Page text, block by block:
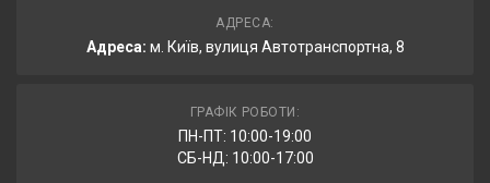
АДРЕСА:
Адреса: м. Київ, вулиця Автотранспортна, 8
ГРАФІК РОБОТИ:
ПН-ПТ: 10:00-19:00
СБ-НД: 10:00-17:00